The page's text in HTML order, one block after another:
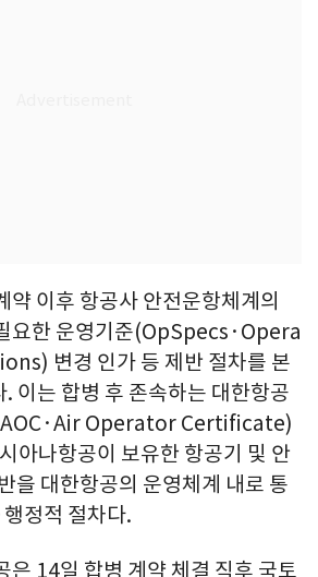
약 이후 항공사 안전운항체계의
요한 운영기준(OpSpecs·Opera
변경 인가 등 제반 절차를 본
이는 합병 후 존속하는 대한항공
Operator Certificate)
아나항공이 보유한 항공기 및 안
을 대한항공의 운영체계 내로 통
정적 절차다.
은 14일 합병 계약 체결 직후 국토